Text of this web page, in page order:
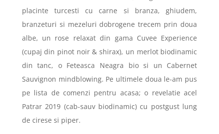
placinte turcesti cu carne si branza, ghiudem,
branzeturi si mezeluri dobrogene trecem prin doua
albe, un rose relaxat din gama Cuvee Experience
(cupaj din pinot noir & shirax), un merlot biodinamic
din tanc, o Feteasca Neagra bio si un Cabernet
Sauvignon mindblowing. Pe ultimele doua le-am pus
pe lista de comenzi pentru acasa; o revelatie acel
Patrar 2019 (cab-sauv biodinamic) cu postgust lung
de cirese si piper.